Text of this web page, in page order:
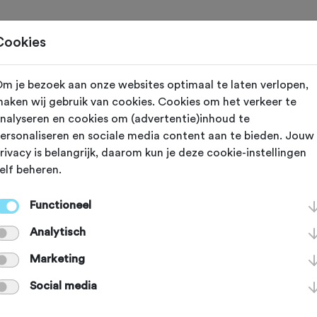
d’Œx (Buitenland)
Alpencols
in het Franstalige deel van
is een waar fietsparadijs. Met
je bezoek aan onze websites optimaal te laten verlopen,
wij gebruik van cookies. Cookies om het verkeer te
en cookies om (advertentie)inhoud te
en sociale media content aan te bieden. Jouw
is belangrijk, daarom kun je deze cookie-instellingen
beheren.
Functioneel
Analytisch
Marketing
Social media